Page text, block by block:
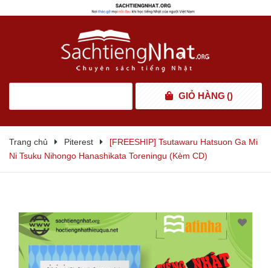
GIỎ HÀNG ()
Trang chủ Piterest
[FREESHIP] Tsutawaru Hatsuon Ga Mi
Ni Tsuku Nihongo Hanashikata Toreningu (Kèm CD)